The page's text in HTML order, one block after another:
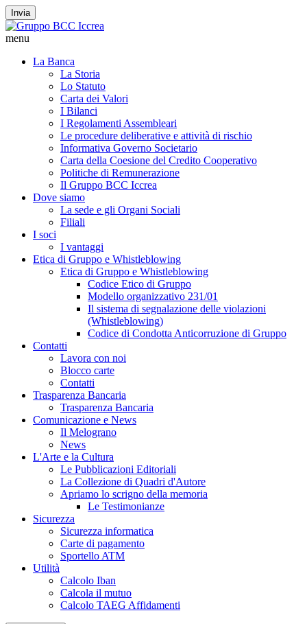
Invia
menu
La Banca
La Storia
Lo Statuto
Carta dei Valori
I Bilanci
I Regolamenti Assembleari
Le procedure deliberative e attività di rischio
Informativa Governo Societario
Carta della Coesione del Credito Cooperativo
Politiche di Remunerazione
Il Gruppo BCC Iccrea
Dove siamo
La sede e gli Organi Sociali
Filiali
I soci
I vantaggi
Etica di Gruppo e Whistleblowing
Etica di Gruppo e Whistleblowing
Codice Etico di Gruppo
Modello organizzativo 231/01
Il sistema di segnalazione delle violazioni
(Whistleblowing)
Codice di Condotta Anticorruzione di Gruppo
Contatti
Lavora con noi
Blocco carte
Contatti
Trasparenza Bancaria
Trasparenza Bancaria
Comunicazione e News
Il Melograno
News
L'Arte e la Cultura
Le Pubblicazioni Editoriali
La Collezione di Quadri d'Autore
Apriamo lo scrigno della memoria
Le Testimonianze
Sicurezza
Sicurezza informatica
Carte di pagamento
Sportello ATM
Utilità
Calcolo Iban
Calcola il mutuo
Calcolo TAEG Affidamenti